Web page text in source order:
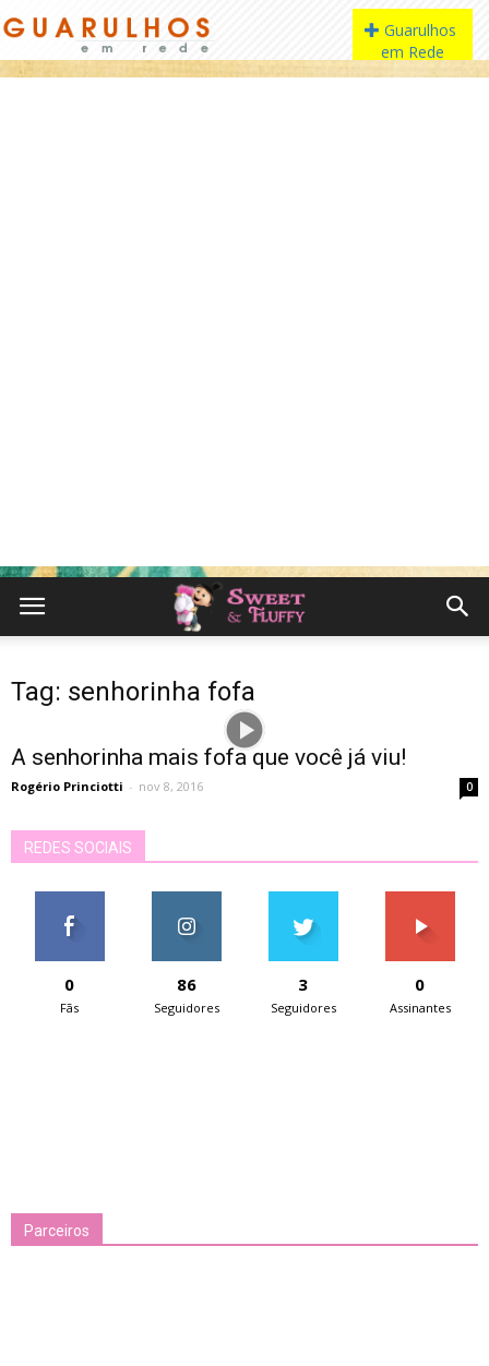
Tag: senhorinha fofa
A senhorinha mais fofa que você já viu!
Rogério Princiotti - nov 8, 2016 0
REDES SOCIAIS
0
Fãs
86
Seguidores
3
Seguidores
0
Assinantes
Parceiros